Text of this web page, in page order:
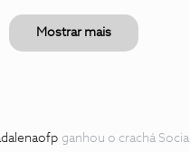
Mostrar mais
ganhou o crachá Social